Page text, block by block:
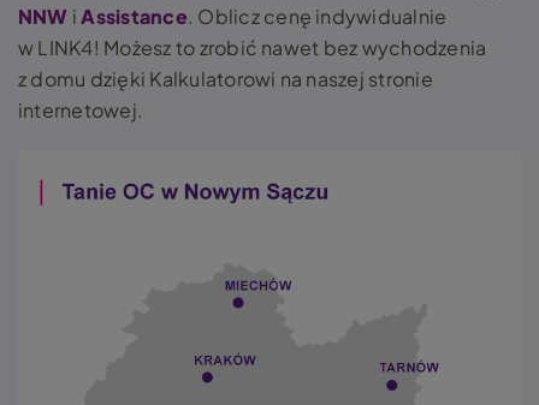
NNW iAssistance. Oblicz cenę indywidualnie
w LINK4! Możesz to zrobić nawet bez wychodzenia
z domu dzięki Kalkulatorowi na naszej stronie
internetowej.